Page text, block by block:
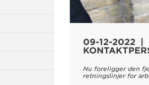
09-12-2022 |
Nu foreligger den
retningslinjer for